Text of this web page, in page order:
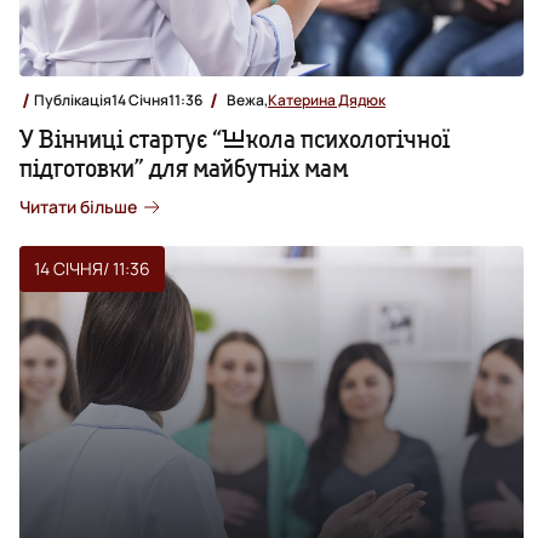
Публікація14 Січня11:36 Вежа,Катерина Дядюк
У Вінниці стартує “Школа психологічної
підготовки” для майбутніх мам
Читати більше
14 СІЧНЯ/ 11:36